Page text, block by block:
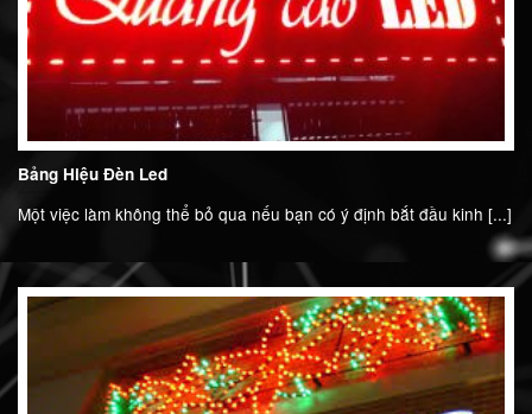
Bảng Hiệu Đèn Led
Một việc làm không thể bỏ qua nếu bạn có ý định bắt đầu kinh [...]